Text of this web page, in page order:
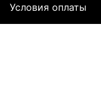
Условия оплаты